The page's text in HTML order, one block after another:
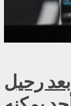
رحيل